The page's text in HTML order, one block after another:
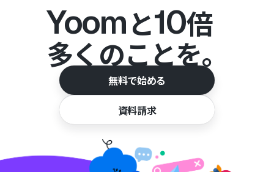
Yoomと10倍
多くのことを。
無料で始める
資料請求